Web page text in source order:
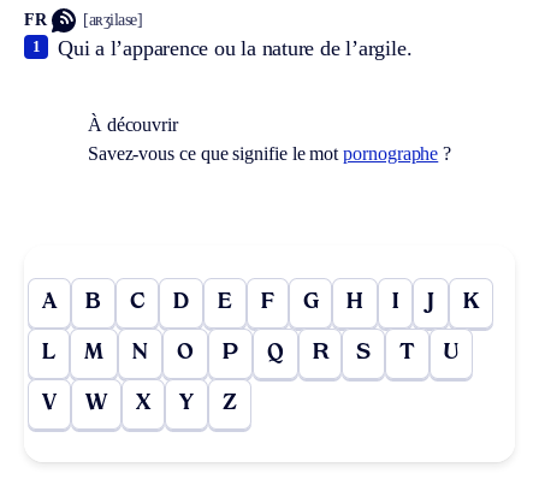
FR [aʀʒilase]
Qui a l’apparence ou la nature de l’argile.
1
À découvrir
Savez-vous ce que signifie le motpornographe ?
A B C D E F G H I J K
L M N O P Q R S T U
V W X Y Z